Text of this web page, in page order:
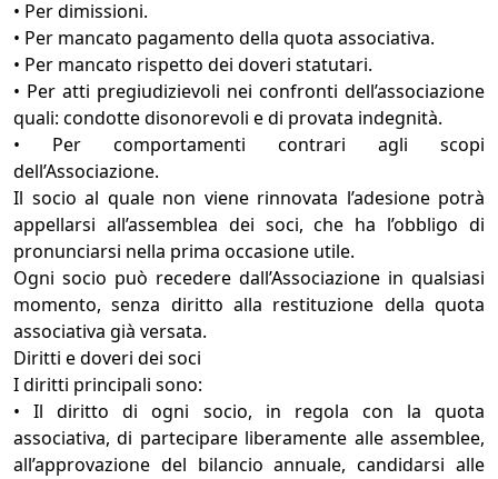
• Per dimissioni.
• Per mancato pagamento della quota associativa.
• Per mancato rispetto dei doveri statutari.
• Per atti pregiudizievoli nei confronti dell’associazione
quali: condotte disonorevoli e di provata indegnità.
• Per comportamenti contrari agli scopi
dell’Associazione.
Il socio al quale non viene rinnovata l’adesione potrà
appellarsi all’assemblea dei soci, che ha l’obbligo di
pronunciarsi nella prima occasione utile.
Ogni socio può recedere dall’Associazione in qualsiasi
momento, senza diritto alla restituzione della quota
associativa già versata.
Diritti e doveri dei soci
I diritti principali sono:
• Il diritto di ogni socio, in regola con la quota
associativa, di partecipare liberamente alle assemblee,
all’approvazione del bilancio annuale, candidarsi alle